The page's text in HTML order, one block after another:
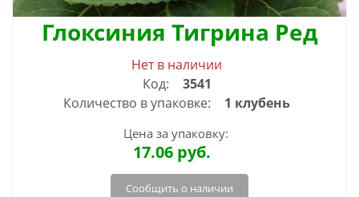
Глоксиния Тигрина Ред
Нет в наличии
Код:
3541
Количество в упаковке:
1 клубень
Цена за упаковку:
17.06руб.
Сообщить о наличии